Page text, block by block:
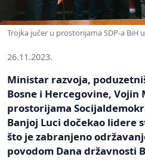
Trojka jučer u prostorijama SDP-a BiH
26.11.2023.
Ministar razvoja,
Bosne i Hercegovine,
prostorijama
Banjoj Luci dočekao lidere
što je zabranjeno
povodom Dana državnosti